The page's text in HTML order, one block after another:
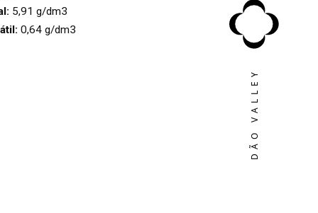
5,91 g/dm3
0,64 g/dm3